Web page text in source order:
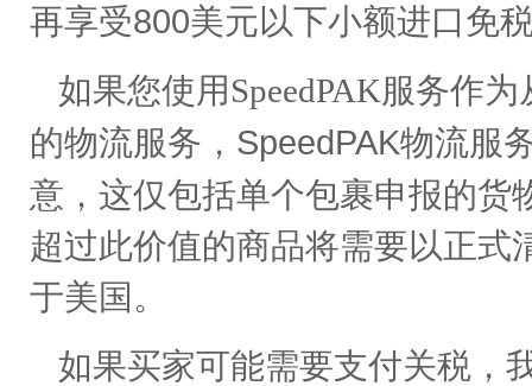
再享受800美元以下小额进口免
如果您使用 SpeedPAK服务作为
的物流服务， SpeedPAK物流服
意，这仅包括单个包裹申报的货
超过此价值的商品将需要以正式
于美国。
如果买家可能需要支付关税，